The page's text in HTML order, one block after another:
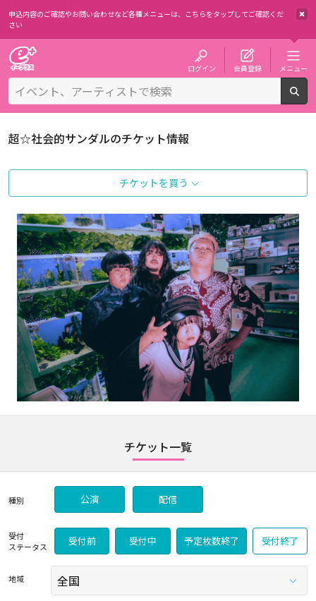
申込内容のご確認やお問い合わせなど各種メニューは、 こちらをタップしてご確認くだ
さい
ログイン 会員登録 メニュー
超☆社会的サンダルのチケット情報
チケットを買う
チケット一覧
種別 公演 配信
受付
ステータス
受付前 受付中 予定枚数終了 受付終了
地域